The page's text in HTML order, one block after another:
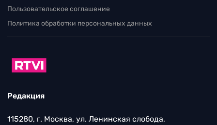
Пользовательское соглашение
Политика обработки персональных данных
Редакция
115280, г. Москва, ул. Ленинская слобода,